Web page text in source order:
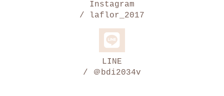
Instagram
/ laflor_2017
LINE
/ ＠bdi2034v